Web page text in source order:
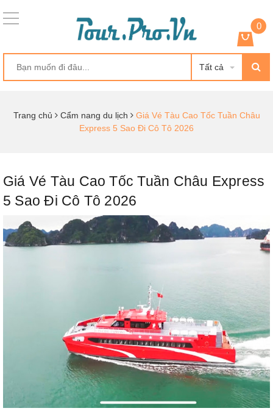
Tất cả
0
Trang chủ Cẩm nang du lịch
Giá Vé Tàu Cao Tốc Tuần Châu
Express 5 Sao Đi Cô Tô 2026
Giá Vé Tàu Cao Tốc Tuần Châu Express
5 Sao Đi Cô Tô 2026